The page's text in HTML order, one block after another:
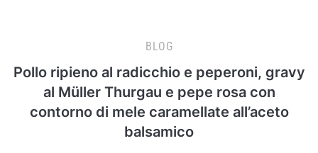
BLOG
Pollo ripieno al radicchio e peperoni, gravy
al Müller Thurgau e pepe rosa con
contorno di mele caramellate all’aceto
balsamico